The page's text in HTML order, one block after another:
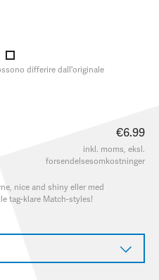
differire dall'originale
€6.99
inkl. moms, eksl.
forsendelsesomkostninger
nice and shiny eller med
tag-klare Match-styles!